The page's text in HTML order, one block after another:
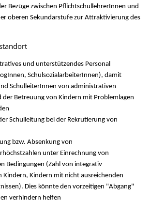
Bezüge zwischen PflichtschullehrerInnen und
oberen Sekundarstufe zur Attraktivierung des
und unterstützendes Personal
SchulsozialarbeiterInnen), damit
SchulleiterInnen von administrativen
der Betreuung von Kindern mit Problemlagen
Schulleitung bei der Rekrutierung von
bzw. Absenkung von
unter Einrechnung von
Bedingungen (Zahl von integrativ
Kindern, Kindern mit nicht ausreichenden
Dies könnte den vorzeitigen "Abgang"
verhindern helfen